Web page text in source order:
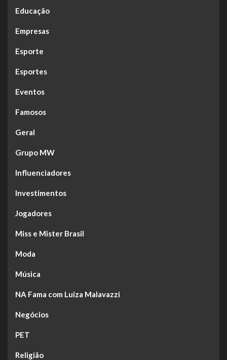
Educação
Empresas
Esporte
Esportes
Eventos
Famosos
Geral
Grupo MW
Influenciadores
Investimentos
Jogadores
Miss e Mister Brasil
Moda
Música
NA Fama com Luiza Malavazzi
Negócios
PET
Religião